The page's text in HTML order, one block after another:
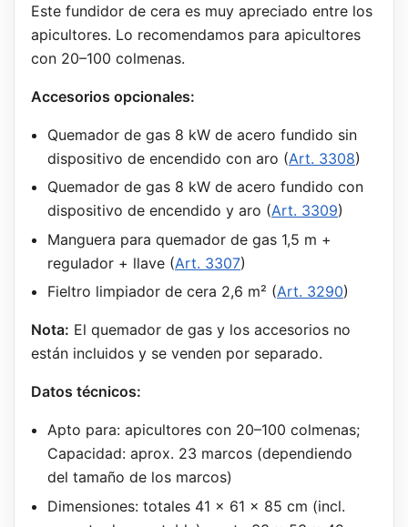
Este fundidor de cera es muy apreciado entre los
apicultores. Lo recomendamos para apicultores
con 20–100 colmenas.
Accesorios opcionales:
Quemador de gas 8 kW de acero fundido sin
dispositivo de encendido con aro (Art. 3308)
Quemador de gas 8 kW de acero fundido con
dispositivo de encendido y aro (Art. 3309)
Manguera para quemador de gas 1,5 m +
regulador + llave (Art. 3307)
Fieltro limpiador de cera 2,6 m² (Art. 3290)
Nota: El quemador de gas y los accesorios no
están incluidos y se venden por separado.
Datos técnicos:
Apto para: apicultores con 20–100 colmenas;
Capacidad: aprox. 23 marcos (dependiendo
del tamaño de los marcos)
Dimensiones: totales 41 × 61 × 85 cm (incl.